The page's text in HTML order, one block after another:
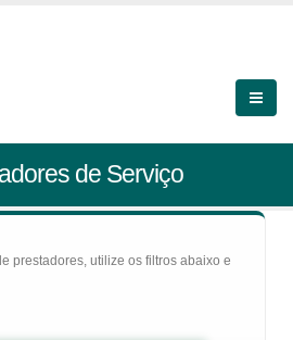
de Serviço
prestadores, utilize os filtros abaixo e